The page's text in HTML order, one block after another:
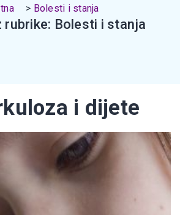
Bolesti i stanja
rubrike: Bolesti i stanja
i dijete